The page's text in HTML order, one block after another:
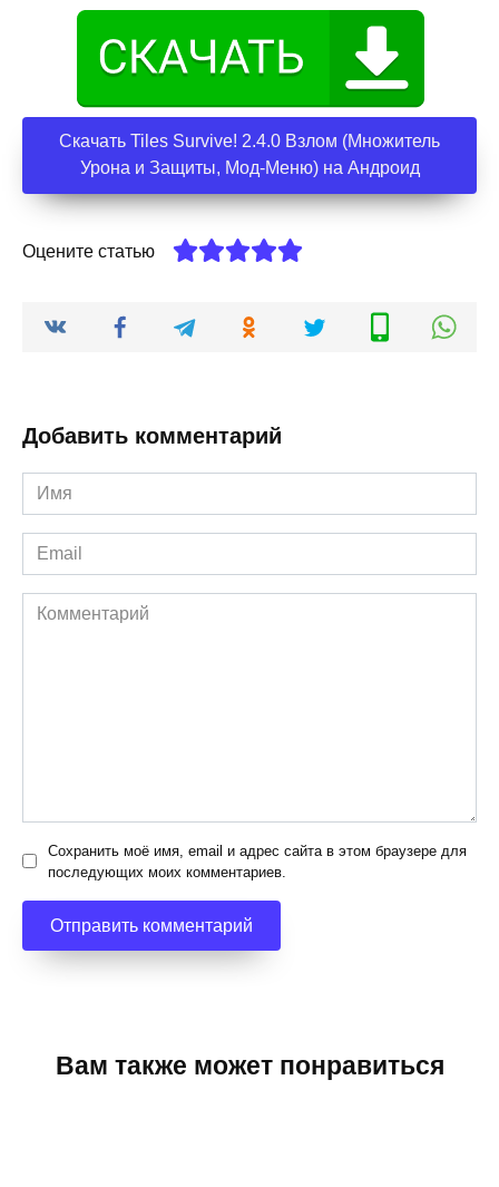
Скачать Tiles Survive! 2.4.0 Взлом (Множитель
Урона и Защиты, Мод-Меню) на Андроид
Оцените статью
Добавить комментарий
Имя
*
Email
*
Комментарий
Сохранить моё имя, email и адрес сайта в этом браузере для
последующих моих комментариев.
Вам также может понравиться